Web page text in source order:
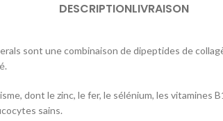
DESCRIPTIONLIVRAISON
sont une combinaison de dipeptides de
dont le zinc, le fer, le sélénium, les vitamines
sains.